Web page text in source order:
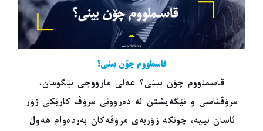
قاسملووم چۆن بینی؟
قاسملووم چۆن بینی؟ عەلی مازووجی بێگومان،
مرۆڤناسی و تێگەیشتن لە دەروونی مرۆڤ کارێکی زۆر
ئاسان نییە، چونکە زۆربەی مرۆڤەکان بەردەوام هەوڵ